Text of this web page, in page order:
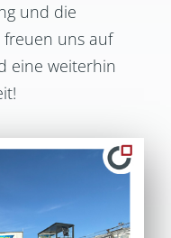
und die
freuen uns auf
eine weiterhin